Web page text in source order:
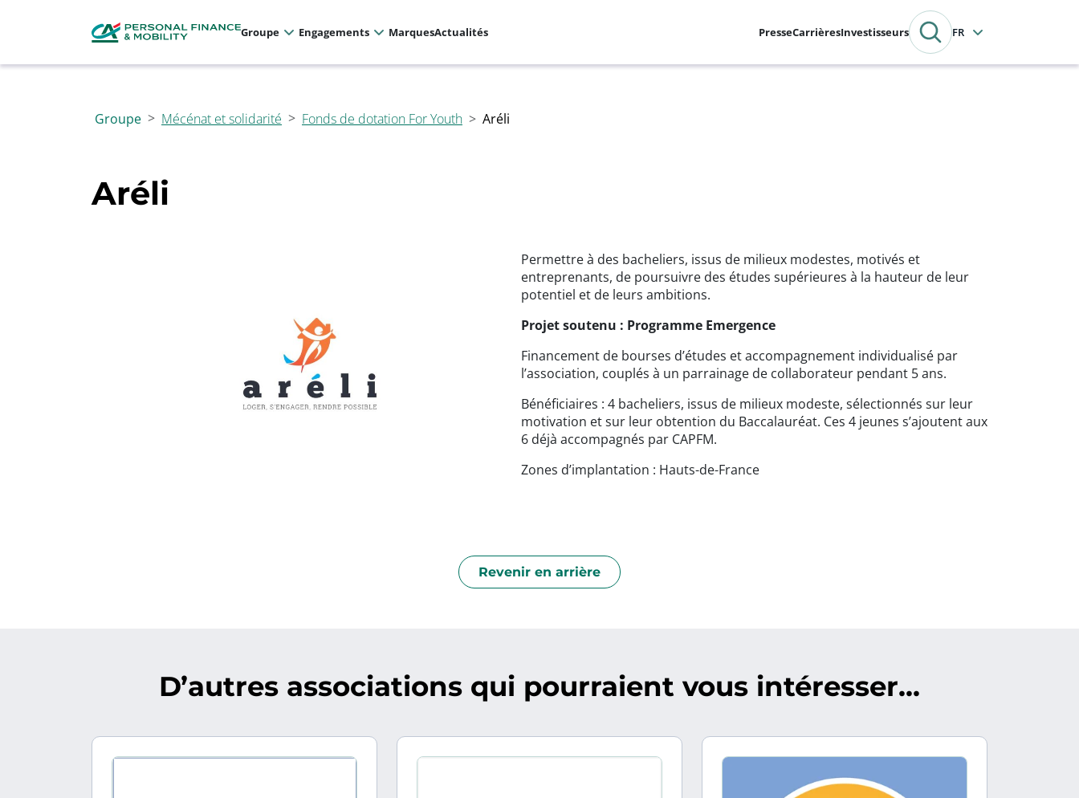
Allez au menu principal
Allez au contenu
Allez au pied de page
Groupe Engagements MarquesActualités PresseCarrièresInvestisseurs Français
Groupe Mécénat et solidarité Fonds de dotation For Youth Aréli
Aréli
Permettre à des bacheliers, issus de milieux modestes, motivés et
entreprenants, de poursuivre des études supérieures à la hauteur de leur
potentiel et de leurs ambitions.
Projet soutenu : Programme Emergence
Financement de bourses d’études et accompagnement individualisé par
l’association, couplés à un parrainage de collaborateur pendant 5 ans.
Bénéficiaires : 4 bacheliers, issus de milieux modeste, sélectionnés sur leur
motivation et sur leur obtention du Baccalauréat. Ces 4 jeunes s’ajoutent aux
6 déjà accompagnés par CAPFM.
Zones d’implantation : Hauts-de-France
Revenir en arrière
D’autres associations qui pourraient vous intéresser...